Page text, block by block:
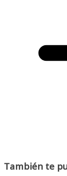
También te